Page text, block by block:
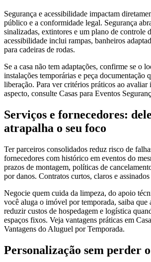
Segurança e acessibilidade impactam
público e a conformidade legal. Segurança
sinalizadas, extintores e um plano de controle
acessibilidade inclui rampas, banheiros
para cadeiras de rodas.
Se a casa não tem adaptações, confirme se o
instalações temporárias e peça documentação
liberação. Para ver critérios práticos ao avaliar
aspecto, consulte Casas para Eventos
Serviços e fornecedores:
atrapalha o seu foco
Ter parceiros consolidados reduz risco de
fornecedores com histórico em eventos do
prazos de montagem, políticas de
por danos. Contratos curtos, claros e
Negocie quem cuida da limpeza, do apoio
você aluga o imóvel por temporada, saiba que
reduzir custos de hospedagem e logística
espaços fixos. Veja vantagens práticas em
Vantagens do Aluguel por Temporada.
Personalização sem perder